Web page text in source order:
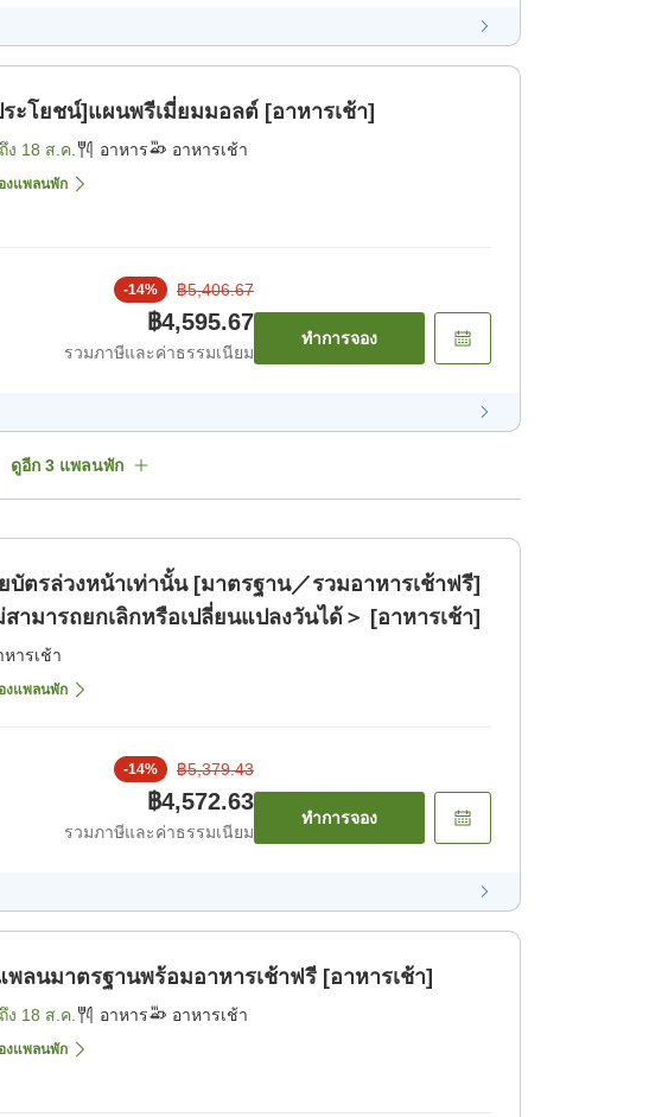
ะโยชน์]แผนพรีเมี่ยมมอลต์ [อาหารเช้า]
ง 18 ส.ค. อาหาร อาหารเช้า
งแพลนพัก
-14% ฿5,406.67
฿4,595.67
รวมภาษีและค่าธรรมเนียม
ทำการจอง
ดูอีก 3แพลนพัก
บัตรล่วงหน้าเท่านั้น [มาตรฐาน／รวมอาหารเช้าฟรี]
ามารถยกเลิกหรือเปลี่ยนแปลงวันได้＞ [อาหารเช้า]
หารเช้า
งแพลนพัก
-14% ฿5,379.43
฿4,572.63
รวมภาษีและค่าธรรมเนียม
ทำการจอง
พลนมาตรฐานพร้อมอาหารเช้าฟรี [อาหารเช้า]
ง 18 ส.ค. อาหาร อาหารเช้า
งแพลนพัก